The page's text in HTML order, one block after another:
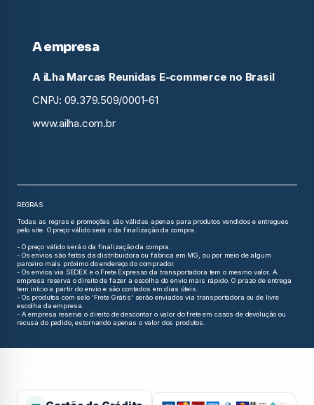
A empresa
A iLha Marcas Reunidas E-commerce no Brasil
CNPJ: 09.379.509/0001-61
www.ailha.com.br
REGRAS
Todas as regras e promoções são válidas apenas para produtos vendidos e entregues
pelo site. O preço válido será o da finalização da compra.
- O preço válido será o da finalização da compra.
- Os envios são feitos da distribuidora ou fábrica em MG, ou por meio de algum
parceiro mais próximo do endereço do comprador.
- Os envios via SEDEX e o Frete Expresso da transportadora tem o mesmo valor. A
empresa reserva o direito de fazer a escolha do envio mais rápido. O prazo de entrega
tem início a partir do envio e são contados em dias úteis.
- Os produtos com selo 'Frete Grátis' serão enviados via transportadora ou de livre
escolha da empresa.
- A empresa reserva o direito de descontar o valor do frete em casos de devolução ou
recusa do pedido, estornando apenas o valor dos produtos.